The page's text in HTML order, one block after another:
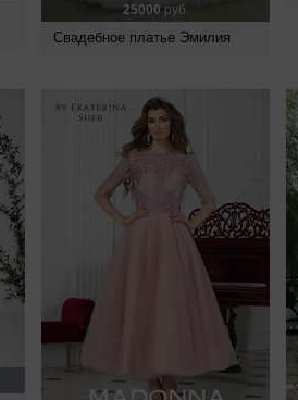
25000 руб.
Свадебное платье Эмилия